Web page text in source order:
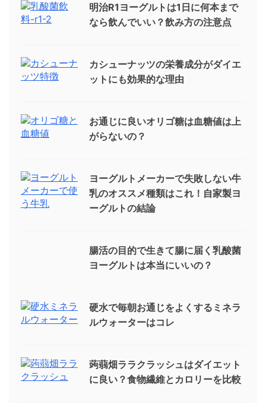
明治R1ヨーグルトは1日に何本まで
なら飲んでいい？飲み方の注意点
カシューナッツの栄養成分がダイエ
ットにも効果的な理由
お通じに良いオリゴ糖は血糖値は上
がらないの？
ヨーグルトメーカーで失敗しない牛
乳のオススメ種類はこれ！自家製ヨ
ーグルトの結論
腸活の目的で生きて腸に届く乳酸菌
ヨーグルトは本当にいいの？
硬水で毎朝お通じをよくするミネラ
ルウォーターはコレ
蒟蒻畑ララクラッシュはダイエット
に良い？食物繊維とカロリーを比較